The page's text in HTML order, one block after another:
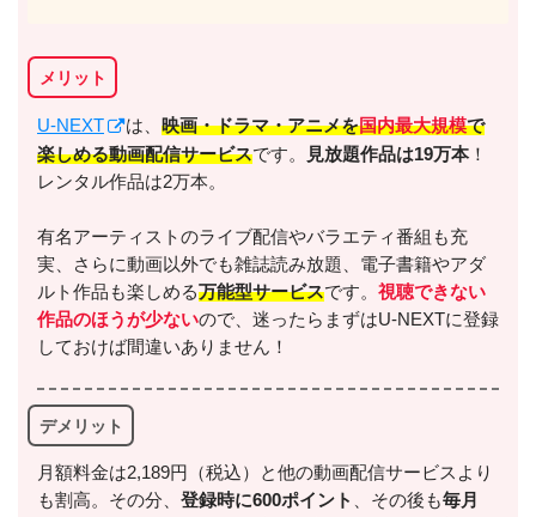
メリット
U-NEXT は、 映画・ドラマ・アニメを国内最大規模で
楽しめる動画配信サービスです。 見放題作品は19万本 ！
レンタル作品は2万本。
有名アーティストのライブ配信やバラエティ番組も充
実、さらに動画以外でも雑誌読み放題、電子書籍やアダ
ルト作品も楽しめる万能型サービスです。 視聴できない
作品のほうが少ないので、迷ったらまずはU-NEXTに登録
しておけば間違いありません！
デメリット
月額料金は2,189円（税込）と他の動画配信サービスより
も割高。その分、 登録時に600ポイント 、その後も毎月